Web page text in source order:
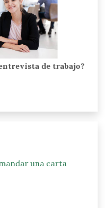
de trabajo?